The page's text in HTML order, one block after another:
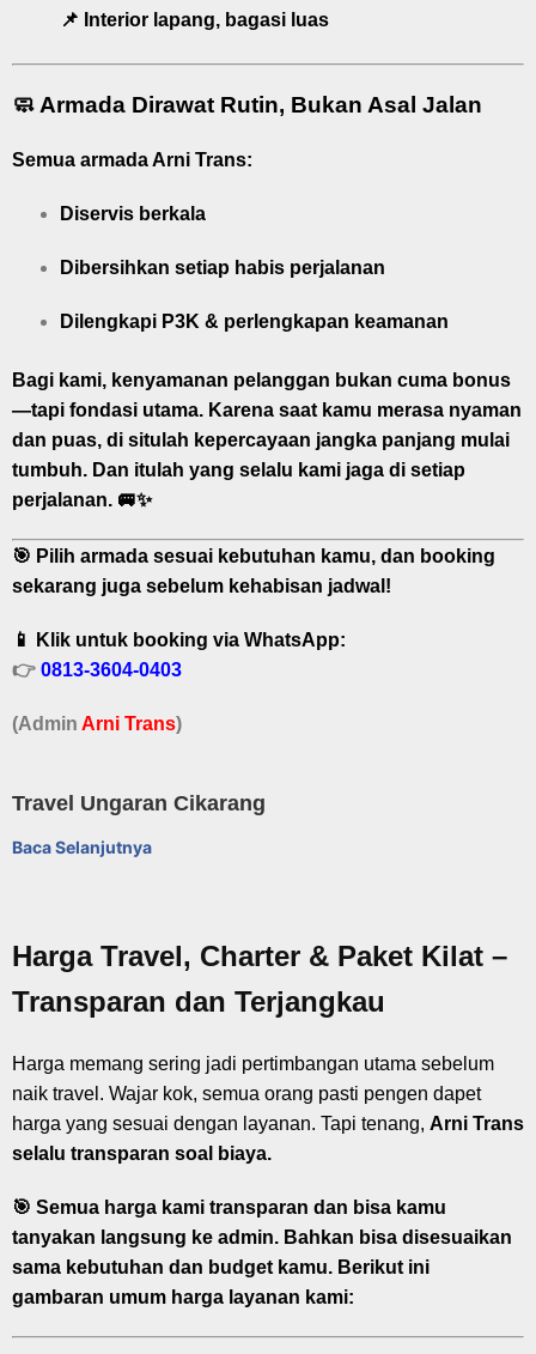
📌 Interior lapang, bagasi luas
🧼 Armada Dirawat Rutin, Bukan Asal Jalan
Semua armada Arni Trans:
Diservis berkala
Dibersihkan setiap habis perjalanan
Dilengkapi P3K & perlengkapan keamanan
Bagi kami, kenyamanan pelanggan bukan cuma bonus
—tapi fondasi utama. Karena saat kamu merasa nyaman
dan puas, di situlah kepercayaan jangka panjang mulai
tumbuh. Dan itulah yang selalu kami jaga di setiap
perjalanan. 🚐✨
🎯 Pilih armada sesuai kebutuhan kamu, dan booking
sekarang juga sebelum kehabisan jadwal!
📱 Klik untuk booking via WhatsApp:
👉 0813-3604-0403
(Admin Arni Trans)
Travel Ungaran Cikarang
Baca Selanjutnya
Harga Travel, Charter & Paket Kilat –
Transparan dan Terjangkau
Harga memang sering jadi pertimbangan utama sebelum
naik travel. Wajar kok, semua orang pasti pengen dapet
harga yang sesuai dengan layanan. Tapi tenang, Arni Trans
selalu transparan soal biaya.
🎯 Semua harga kami transparan dan bisa kamu
tanyakan langsung ke admin. Bahkan bisa disesuaikan
sama kebutuhan dan budget kamu. Berikut ini
gambaran umum harga layanan kami: